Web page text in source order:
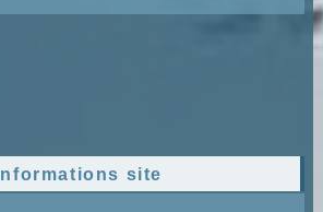
Informations site